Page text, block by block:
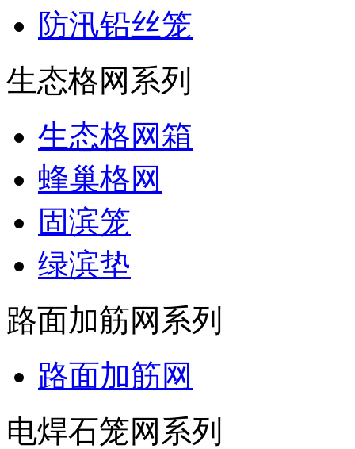
防汛铅丝笼
生态格网系列
生态格网箱
蜂巢格网
固滨笼
绿滨垫
路面加筋网系列
路面加筋网
电焊石笼网系列